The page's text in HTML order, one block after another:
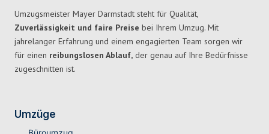
Umzugsmeister Mayer Darmstadt steht für Qualität,
Zuverlässigkeit und faire Preise bei Ihrem Umzug. Mit
jahrelanger Erfahrung und einem engagierten Team sorgen wir
für einen reibungslosen Ablauf, der genau auf Ihre Bedürfnisse
zugeschnitten ist.
Umzüge